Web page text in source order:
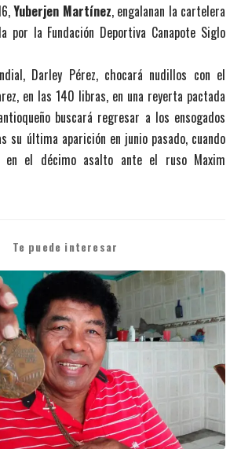
Yuberjen Martínez, engalanan la cartelera
por la Fundación Deportiva Canapote Siglo
Darley Pérez, chocará nudillos con el
en las 140 libras, en una reyerta pactada
buscará regresar a los ensogados
su última aparición en junio pasado, cuando
en el décimo asalto ante el ruso Maxim
Te puede interesar